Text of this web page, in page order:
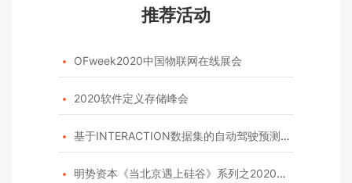
推荐活动
 OFweek2020中国物联网在线展会
 2020软件定义存储峰会
 基于INTERACTION数据集的自动驾驶预测模型挑战赛
 明势资本《当北京遇上硅谷》系列之2020年度开源峰会